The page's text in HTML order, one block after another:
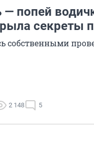
— попей
секреты
собственными
2 148 5